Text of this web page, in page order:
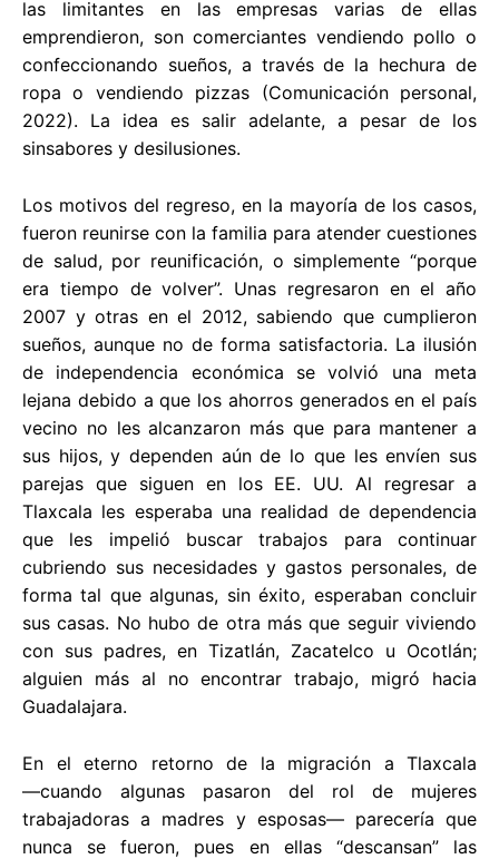
las limitantes en las empresas varias de ellas
emprendieron, son comerciantes vendiendo pollo o
confeccionando sueños, a través de la hechura de
ropa o vendiendo pizzas (Comunicación personal,
2022). La idea es salir adelante, a pesar de los
sinsabores y desilusiones.
Los motivos del regreso, en la mayoría de los casos,
fueron reunirse con la familia para atender cuestiones
de salud, por reunificación, o simplemente “porque
era tiempo de volver”. Unas regresaron en el año
2007 y otras en el 2012, sabiendo que cumplieron
sueños, aunque no de forma satisfactoria. La ilusión
de independencia económica se volvió una meta
lejana debido a que los ahorros generados en el país
vecino no les alcanzaron más que para mantener a
sus hijos, y dependen aún de lo que les envíen sus
parejas que siguen en los EE. UU. Al regresar a
Tlaxcala les esperaba una realidad de dependencia
que les impelió buscar trabajos para continuar
cubriendo sus necesidades y gastos personales, de
forma tal que algunas, sin éxito, esperaban concluir
sus casas. No hubo de otra más que seguir viviendo
con sus padres, en Tizatlán, Zacatelco u Ocotlán;
alguien más al no encontrar trabajo, migró hacia
Guadalajara.
En el eterno retorno de la migración a Tlaxcala
―cuando algunas pasaron del rol de mujeres
trabajadoras a madres y esposas― parecería que
nunca se fueron, pues en ellas “descansan” las